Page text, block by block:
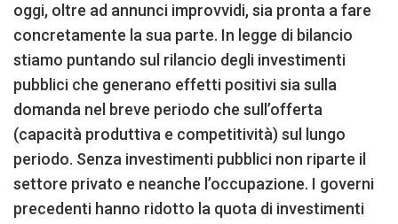
oggi, oltre ad annunci improvvidi, sia pronta a fare
concretamente la sua parte. In legge di bilancio
stiamo puntando sul rilancio degli investimenti
pubblici che generano effetti positivi sia sulla
domanda nel breve periodo che sull’offerta
(capacità produttiva e competitività) sul lungo
periodo. Senza investimenti pubblici non riparte il
settore privato e neanche l’occupazione. I governi
precedenti hanno ridotto la quota di investimenti